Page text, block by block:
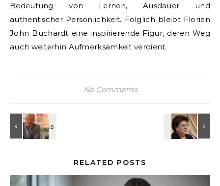
Bedeutung von Lernen, Ausdauer und
authentischer Persönlichkeit. Folglich bleibt Florian
John Buchardt eine inspirierende Figur, deren Weg
auch weiterhin Aufmerksamkeit verdient.
No Comments
RELATED POSTS